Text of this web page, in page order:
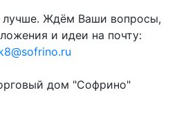
лучше. Ждём Ваши вопросы,
и идеи на почту:
дом "Софрино"